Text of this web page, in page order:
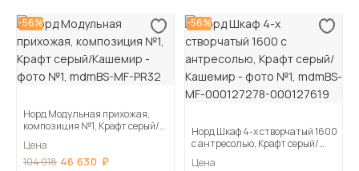
-56%
Норд Модульная прихожая,
композиция №1, Крафт серый/
Цена
104 918 46 630
-56%
Норд Шкаф 4-х створчатый 1600
с антресолью, Крафт серый/
Цена